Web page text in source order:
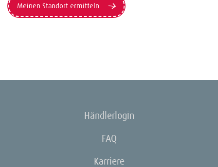
Meinen Standort ermitteln
Händlerlogin
FAQ
Karriere